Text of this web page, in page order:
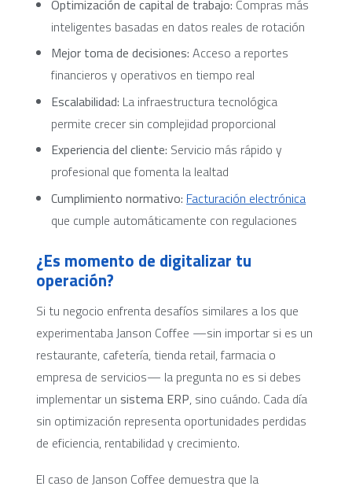
Optimización de capital de trabajo: Compras más
inteligentes basadas en datos reales de rotación
Mejor toma de decisiones: Acceso a reportes
financieros y operativos en tiempo real
Escalabilidad: La infraestructura tecnológica
permite crecer sin complejidad proporcional
Experiencia del cliente: Servicio más rápido y
profesional que fomenta la lealtad
Cumplimiento normativo: Facturación electrónica
que cumple automáticamente con regulaciones
¿Es momento de digitalizar tu
operación?
Si tu negocio enfrenta desafíos similares a los que
experimentaba Janson Coffee —sin importar si es un
restaurante, cafetería, tienda retail, farmacia o
empresa de servicios— la pregunta no es si debes
implementar un sistema ERP, sino cuándo. Cada día
sin optimización representa oportunidades perdidas
de eficiencia, rentabilidad y crecimiento.
El caso de Janson Coffee demuestra que la